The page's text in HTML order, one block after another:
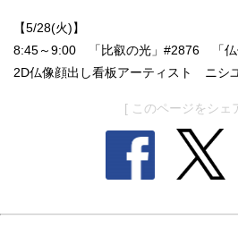
【5/28(火)】
8:45～9:00 「比叡の光」#2876 「
2D仏像顔出し看板アーティスト ニシ
[ このページをシェ